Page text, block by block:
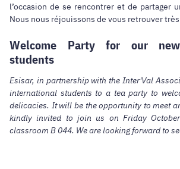
l’occasion de se rencontrer et de partager
Nous nous réjouissons de vous retrouver
Welcome Party for our
students
Esisar, in partnership with the Inter'Val
international students to a tea party to
delicacies. It will be the opportunity to meet
kindly invited to join us on Friday
classroom B 044. We are looking forward to